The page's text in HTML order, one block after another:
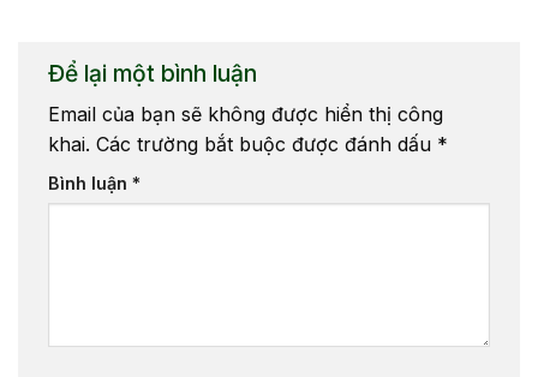
Để lại một bình luận
Email của bạn sẽ không được hiển thị công
khai. Các trường bắt buộc được đánh dấu *
Bình luận *